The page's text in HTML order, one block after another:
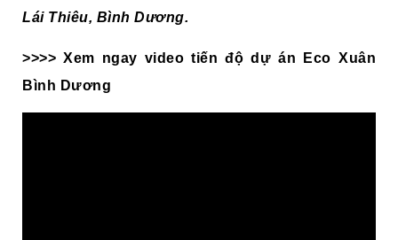
Lái Thiêu, Bình Dương.
>>>> Xem ngay video tiến độ dự án Eco Xuân
Bình Dương